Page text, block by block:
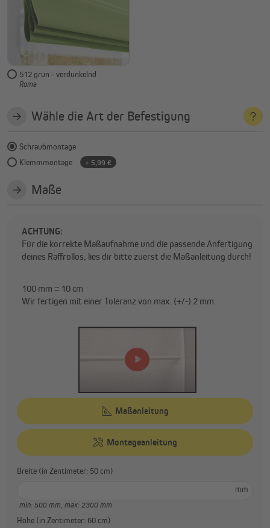
512 grün - verdunkelnd
Roma
Wähle die Art der Befestigung
Schraubmontage
Klemmmontage
+ 5,99 €
Maße
ACHTUNG:
Für die korrekte Maßaufnahme und die passende Anfertigung
deines Raffrollos, lies dir bitte zuerst die Maßanleitung durch!
100 mm = 10 cm
Wir fertigen mit einer Toleranz von max. (+/-) 2 mm.
Maßanleitung
Montageanleitung
Breite (in Zentimeter: 50 cm)
mm
min: 500 mm, max: 2300 mm
Höhe (in Zentimeter: 60 cm)